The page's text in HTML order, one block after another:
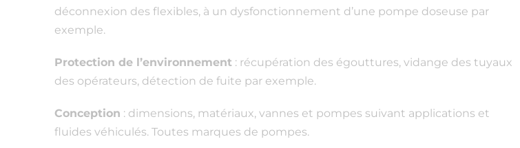
déconnexion des flexibles, à un dysfonctionnement d’une pompe doseuse par
exemple.
Protection de l’environnement : récupération des égouttures, vidange des tuyaux
des opérateurs, détection de fuite par exemple.
Conception : dimensions, matériaux, vannes et pompes suivant applications et
fluides véhiculés. Toutes marques de pompes.